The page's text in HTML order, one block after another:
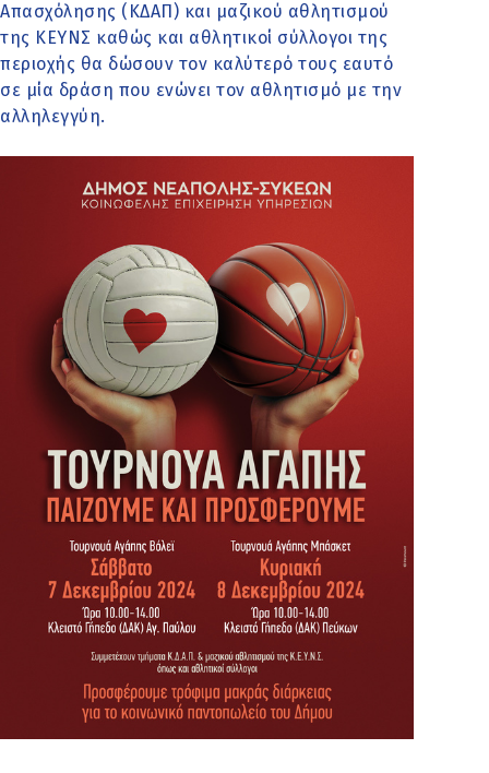
Απασχόλησης (ΚΔΑΠ) και μαζικού αθλητισμού
της ΚΕΥΝΣ καθώς και αθλητικοί σύλλογοι της
περιοχής θα δώσουν τον καλύτερό τους εαυτό
σε μία δράση που ενώνει τον αθλητισμό με την
αλληλεγγύη.